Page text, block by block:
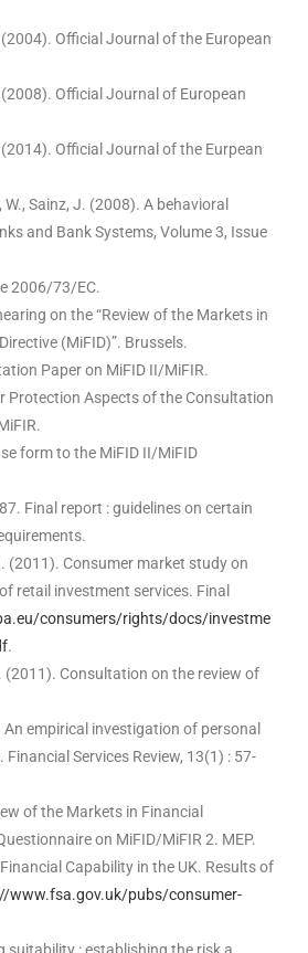
Official Journal of the European
Official Journal of European
Official Journal of the Eurpean
W., Sainz, J. (2008). A behavioral
and Bank Systems, Volume 3, Issue
2006/73/EC.
on the “Review of the Markets in
(MiFID)”. Brussels.
Paper on MiFID II/MiFIR.
Protection Aspects of the Consultation
form to the MiFID II/MiFID
Final report : guidelines on certain
(2011). Consumer market study on
retail investment services. Final
consumers/rights/docs/investme
.
(2011). Consultation on the review of
An empirical investigation of personal
Services Review, 13(1) : 57-
of the Markets in Financial
on MiFID/MiFIR 2. MEP.
Capability in the UK. Results of
www.fsa.gov.uk/pubs/consumer-
suitability : establishing the risk a